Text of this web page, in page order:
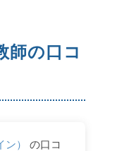
師の口コ
）
の口コ